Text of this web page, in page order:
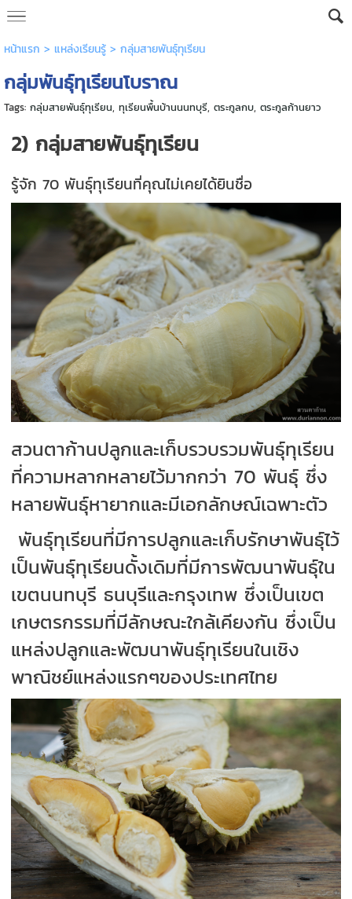
หน้าแรก > แหล่งเรียนรู้> กลุ่มสายพันธุ์ทุเรียน
กลุ่มพันธุ์ทุเรียนโบราณ
Tags: กลุ่มสายพันธุ์ทุเรียน, ทุเรียนพื้นบ้านนนทบุรี, ตระกูลกบ, ตระกูลก้านยาว
2) กลุ่มสายพันธุ์ทุเรียน
รู้จัก 70 พันธุ์ทุเรียนที่คุณไม่เคยได้ยินชื่อ
สวนตาก้านปลูกและเก็บรวบรวมพันธุ์ทุเรียน
ที่ความหลากหลายไว้มากกว่า 70 พันธุ์ ซึ่ง
หลายพันธุ์หายากและมีเอกลักษณ์เฉพาะตัว
พันธุ์ทุเรียนที่มีการปลูกและเก็บรักษาพันธุ์ไว้
เป็นพันธุ์ทุเรียนดั้งเดิมที่มีการพัฒนาพันธุ์ใน
เขตนนทบุรี ธนบุรีและกรุงเทพ ซึ่งเป็นเขต
เกษตรกรรมที่มีลักษณะใกล้เคียงกัน ซึ่งเป็น
แหล่งปลูกและพัฒนาพันธุ์ทุเรียนในเชิง
พาณิชย์แหล่งแรกๆของประเทศไทย